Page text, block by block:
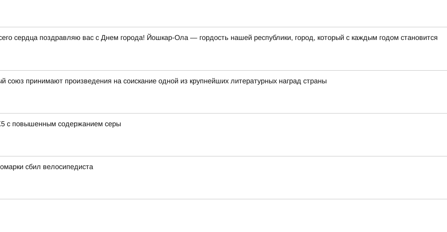
сердца поздравляю вас с Днем города! Йошкар-Ола — гордость нашей республики, город, который с каждым годом становится
союз принимают произведения на соискание одной из крупнейших литературных наград страны
с повышенным содержанием серы
сбил велосипедиста